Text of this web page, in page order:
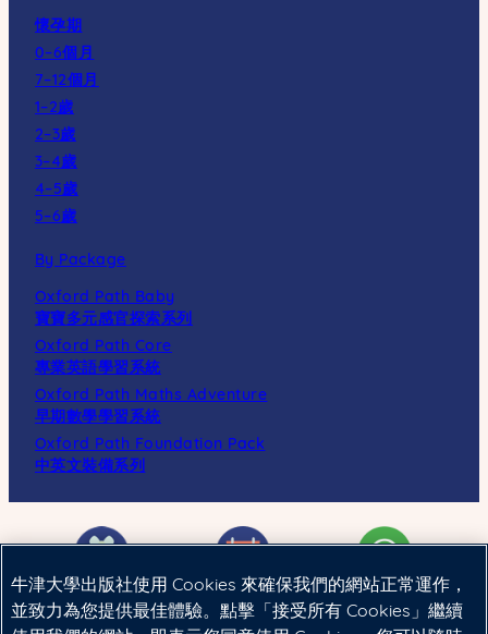
懷孕期
0–6個月
7–12個月
1–2歲
2–3歲
3–4歲
4–5歲
5–6歲
By Package
Oxford Path Baby
寶寶多元感官探索系列
Oxford Path Core
專業英語學習系統
Oxford Path Maths Adventure
早期數學學習系統
Oxford Path Foundation Pack
中英文裝備系列
牛津大學出版社使用 Cookies 來確保我們的網站正常運作，
並致力為您提供最佳體驗。點擊「接受所有 Cookies」繼續